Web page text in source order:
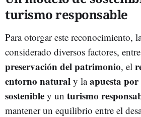
turismo responsable
Para otorgar este reconocimiento,
considerado diversos factores,
preservación del patrimonio, el
entorno natural y laapuesta
sostenible y un turismo
mantener un equilibrio entre el